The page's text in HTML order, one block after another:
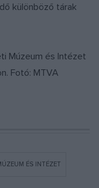
különböző tárak
Múzeum és Intézet
Fotó: MTVA
ÉS INTÉZET